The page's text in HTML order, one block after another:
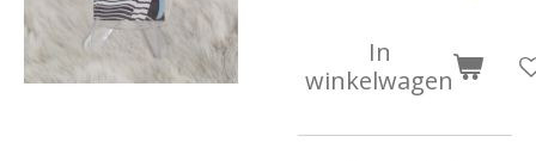
In
winkelwagen